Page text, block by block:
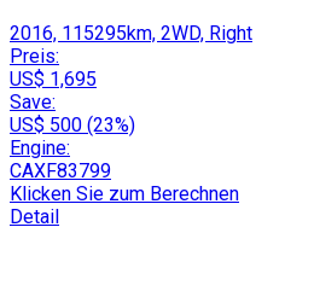
2016, 115295km, 2WD, Right
Preis:
US$ 1,695
Save:
US$ 500 (23%)
Engine:
CAXF83799
Klicken Sie zum Berechnen
Detail